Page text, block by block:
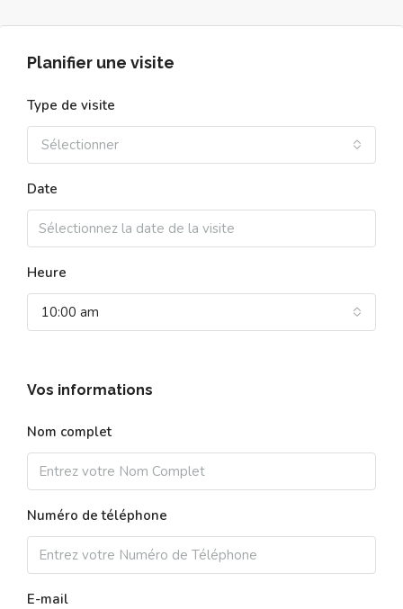
Planifier une visite
Type de visite
Sélectionner
Date
Heure
10:00 am
Vos informations
Nom complet
Numéro de téléphone
E-mail